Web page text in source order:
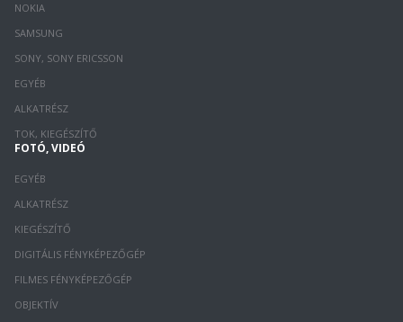
NOKIA
SAMSUNG
SONY, SONY ERICSSON
EGYÉB
ALKATRÉSZ
TOK, KIEGÉSZÍTŐ
FOTÓ, VIDEÓ
EGYÉB
ALKATRÉSZ
KIEGÉSZÍTŐ
DIGITÁLIS FÉNYKÉPEZŐGÉP
FILMES FÉNYKÉPEZŐGÉP
OBJEKTÍV